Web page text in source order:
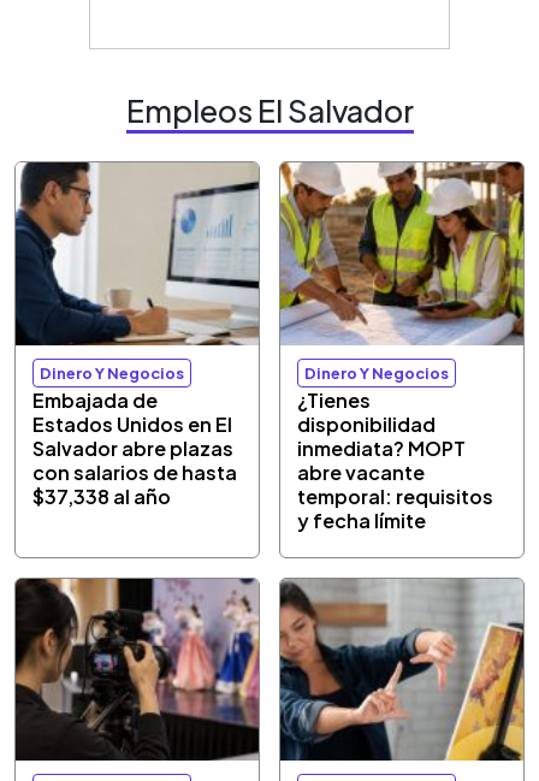
Empleos El Salvador
Dinero Y Negocios
Embajada de
Estados Unidos en El
Salvador abre plazas
con salarios de hasta
$37,338 al año
Dinero Y Negocios
¿Tienes
disponibilidad
inmediata? MOPT
abre vacante
temporal: requisitos
y fecha límite